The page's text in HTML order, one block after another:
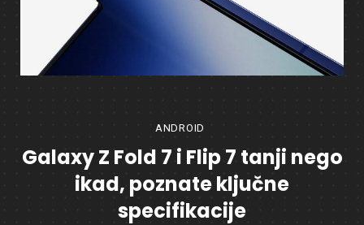
ANDROID
Galaxy Z Fold 7 i Flip 7 tanji nego
ikad, poznate ključne
specifikacije